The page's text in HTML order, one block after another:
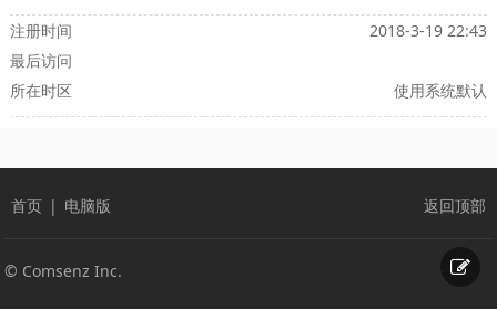
注册时间
2018-3-19 22:43
最后访问
所在时区
使用系统默认
首页 | 电脑版 返回顶部
© Comsenz Inc.